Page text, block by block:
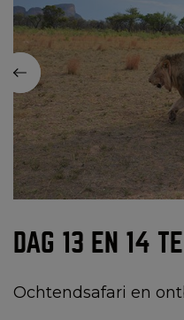
DAG 13 EN 14
Ochtendsafari en